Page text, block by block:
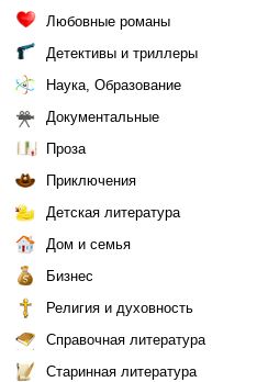
Любовные романы
Детективы и триллеры
Наука, Образование
Документальные
Проза
Приключения
Детская литература
Дом и семья
Бизнес
Религия и духовность
Справочная литература
Старинная литература